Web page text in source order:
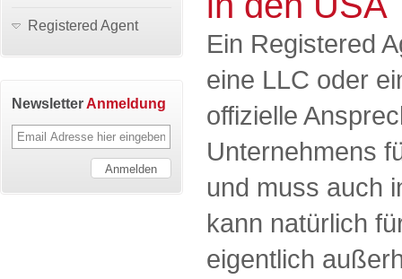
Ein Registered
eine LLC oder
offizielle
Unternehmens
und muss auch
kann natürlich
eigentlich
Registered Agent
NewsletterAnmeldung